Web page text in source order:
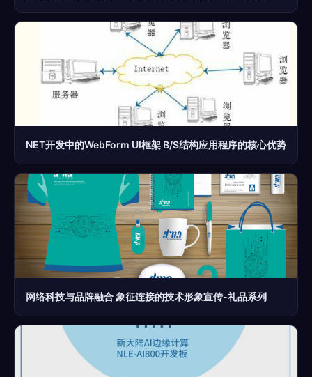
NET开发中的WebForm UI框架 B/S结构应用程序的核心优势
网络科技与品牌融合 象征连接的技术形象宣传-礼品系列